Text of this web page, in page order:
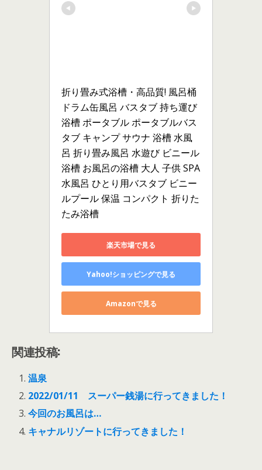
折り畳み式浴槽・高品質! 風呂桶
ドラム缶風呂 バスタブ 持ち運び
浴槽 ポータブル ポータブルバス
タブ キャンプ サウナ 浴槽 水風
呂 折り畳み風呂 水遊び ビニール
浴槽 お風呂の浴槽 大人 子供 SPA
水風呂 ひとり用バスタブ ビニー
ルプール 保温 コンパクト 折りた
たみ浴槽
楽天市場で見る
Yahoo!ショッピングで見る
Amazonで見る
関連投稿:
温泉
2022/01/11 スーパー銭湯に行ってきました！
今回のお風呂は…
キャナルリゾートに行ってきました！